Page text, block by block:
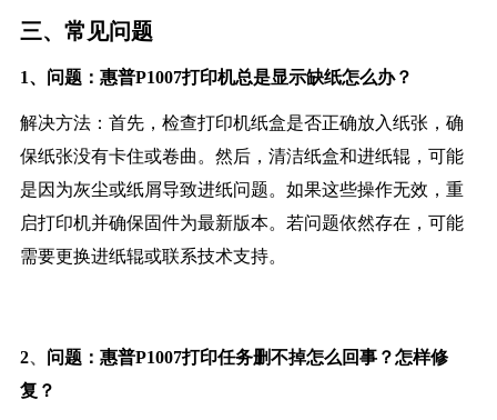
三、常见问题
1、问题：惠普P1007打印机总是显示缺纸怎么办？
解决方法：首先，检查打印机纸盒是否正确放入纸张，确
保纸张没有卡住或卷曲。然后，清洁纸盒和进纸辊，可能
是因为灰尘或纸屑导致进纸问题。如果这些操作无效，重
启打印机并确保固件为最新版本。若问题依然存在，可能
需要更换进纸辊或联系技术支持。
2、
问题：惠普P1007打印任务删不掉怎么回事？怎样修
复？